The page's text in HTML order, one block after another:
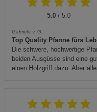
5.0 / 5.0
Gabriele v. G.
Top Quality Pfanne fürs
Die schwere, hochwertige
beiden Ausgüsse sind eine
einen Holzgriff dazu. Aber